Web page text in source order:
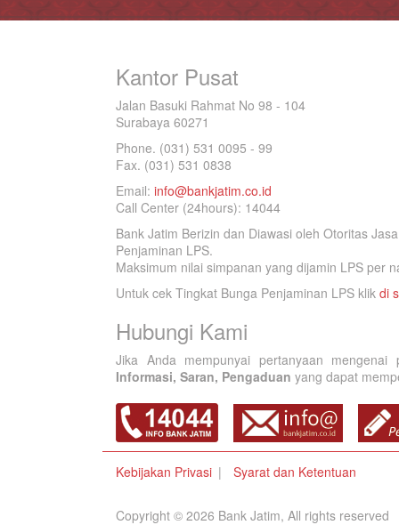
Kantor Pusat
Jalan Basuki Rahmat No 98 - 104
Surabaya 60271
Phone. (031) 531 0095 - 99
Fax. (031) 531 0838
Email: info@bankjatim.co.id
Call Center (24hours): 14044
Bank Jatim Berizin dan Diawasi oleh Otoritas
Penjaminan LPS.
Maksimum nilai simpanan yang dijamin LPS per
Untuk cek Tingkat Bunga Penjaminan LPS klik di
Hubungi Kami
Jika Anda mempunyai pertanyaan
Informasi, Saran, Pengaduan yang dapat
Kebijakan Privasi Syarat dan Ketentuan
Copyright © 2026 Bank Jatim, All rights reserved